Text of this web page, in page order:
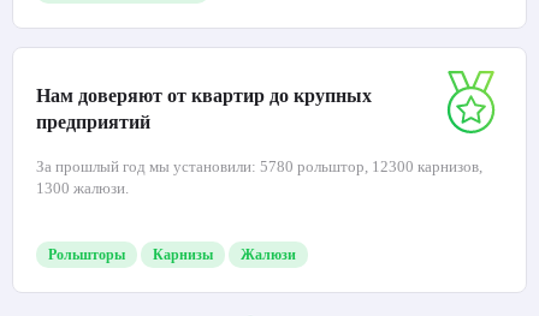
Нам доверяют от квартир до крупных
предприятий
За прошлый год мы установили: 5780 рольштор, 12300 карнизов,
1300 жалюзи.
Рольшторы Карнизы Жалюзи